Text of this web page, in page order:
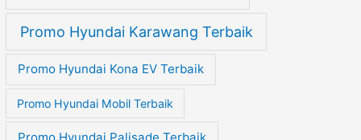
Promo Hyundai Karawang Terbaik
Promo Hyundai Kona EV Terbaik
Promo Hyundai Mobil Terbaik
Promo Hyundai Palisade Terbaik